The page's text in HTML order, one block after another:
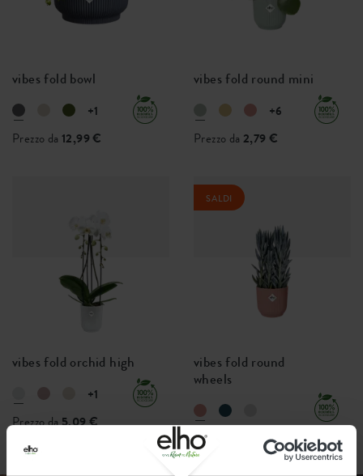
vibes fold bowl
+1
Prezzo da 12,99 €
vibes fold round mini
+6
Prezzo da 2,79 €
vibes fold orchid high
+1
Prezzo da5,09 €
vibes fold round
wheels
Prezzo da 47,49 € 40,37 €
SALDI